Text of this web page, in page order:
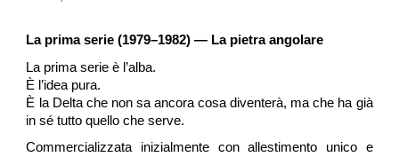
La prima serie (1979–1982) — La pietra angolare
La prima serie è l’alba.
È l’idea pura.
È la Delta che non sa ancora cosa diventerà, ma che ha già
in sé tutto quello che serve.
Commercializzata inizialmente con allestimento unico e